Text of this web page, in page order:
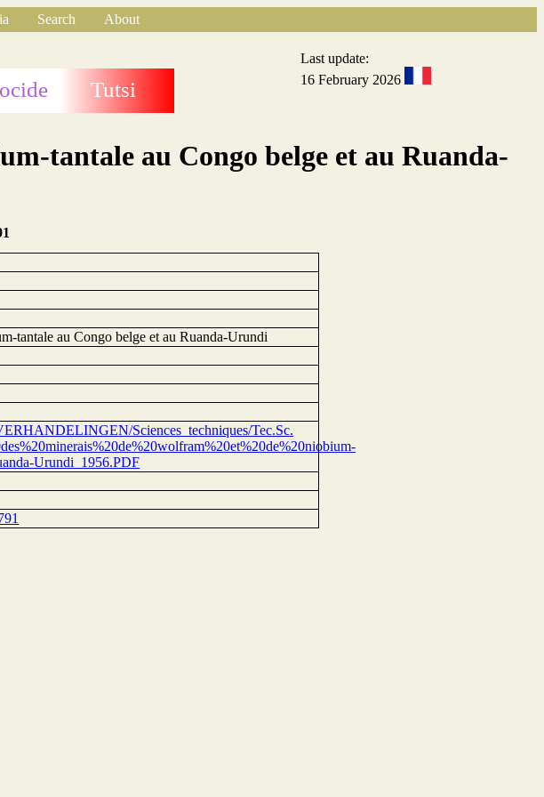
Search
About
Tutsi
Last update:
16 February 2026
tantale au Congo belge et au Ruanda-
tantale au Congo belge et au Ruanda-Urundi
Sciences_techniques/Tec.Sc.
Urundi_1956.PDF